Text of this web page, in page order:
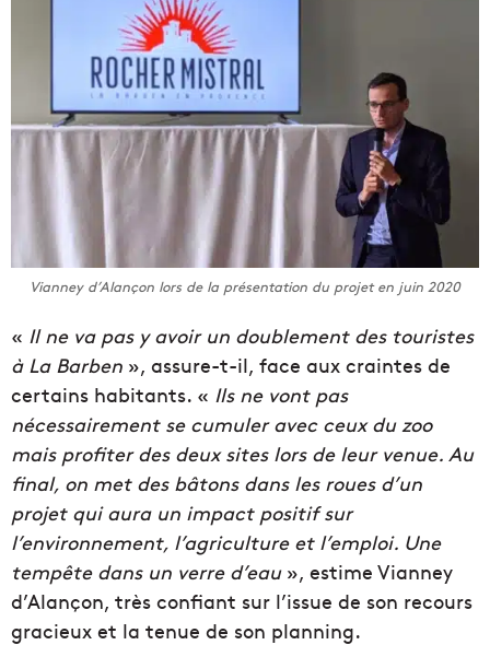
Vianney d’Alançon lors de la présentation du projet en juin 2020
« Il ne va pas y avoir un doublement des touristes
à La Barben », assure-t-il, face aux craintes de
certains habitants. « Ils ne vont pas
nécessairement se cumuler avec ceux du zoo
mais profiter des deux sites lors de leur venue. Au
final, on met des bâtons dans les roues d’un
projet qui aura un impact positif sur
l’environnement, l’agriculture et l’emploi. Une
tempête dans un verre d’eau», estime Vianney
d’Alançon, très confiant sur l’issue de son recours
gracieux et la tenue de son planning.